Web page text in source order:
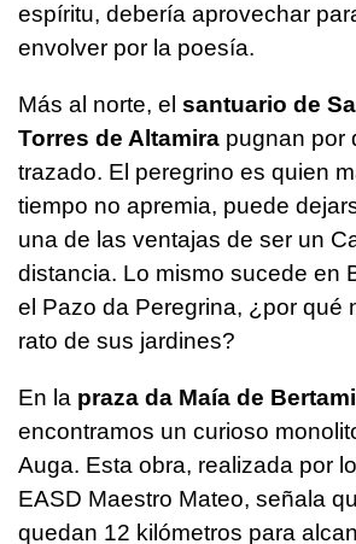
espíritu, debería aprovechar
envolver por la poesía.
Más al norte, el santuario de
Torres de Altamira pugnan por
trazado. El peregrino es quien
tiempo no apremia, puede
una de las ventajas de ser un
distancia. Lo mismo sucede en
el Pazo da Peregrina, ¿por qué
rato de sus jardines?
En la praza da Maía de
encontramos un curioso
Auga. Esta obra, realizada por
EASD Maestro Mateo, señala
quedan 12 kilómetros para